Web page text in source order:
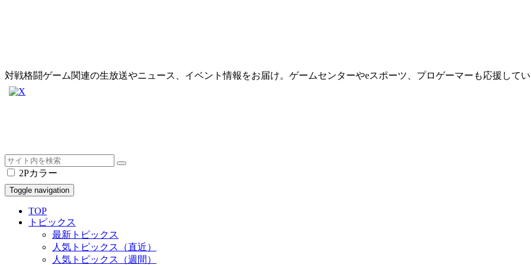
対戦格闘ゲーム関連の生放送やニュース、イベント情報をお届け。ゲームセンターやeスポーツ、プロゲーマーも応援して
2Pカラー
Toggle navigation
TOP
トピックス
最新トピックス
人気トピックス（直近）
人気トピックス（週間）